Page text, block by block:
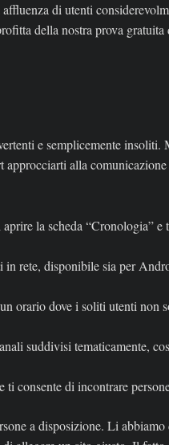
di utenti
della nostra prova
e semplicemente
alla
la scheda “Cronologia”
in rete, disponibile sia per
orario dove i soliti utenti non
suddivisi tematicamente,
consente di incontrare
a disposizione. Li